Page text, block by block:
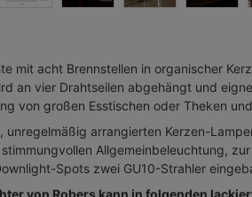
mit acht Brennstellen in organischer
an vier Drahtseilen abgehängt und
von großen Esstischen oder Theken
unregelmäßig arrangierten Kerzen-
Allgemeinbeleuchtung, zur
Spots zwei GU10-Strahler
von Robers kann in folgenden